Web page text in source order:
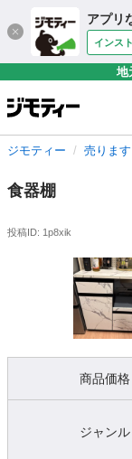
アプリ
インス
地
ジモティー 売りま
食器棚
投稿ID: 1p8xik
商品価格
ジャンル